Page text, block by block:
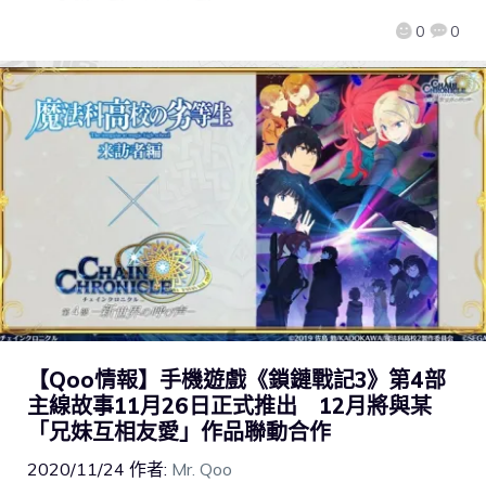
0 0
【Qoo情報】手機遊戲《鎖鏈戰記3》第4部
主線故事11月26日正式推出 12月將與某
「兄妹互相友愛」作品聯動合作
2020/11/24 作者: Mr. Qoo